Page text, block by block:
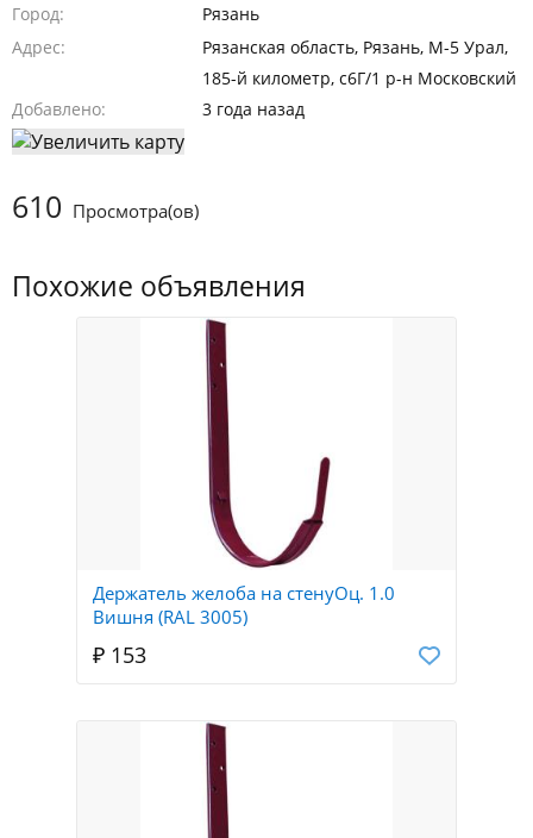
Похожие объявления
Держатель желоба на стенуОц. 1.0
Вишня (RAL 3005)
₽ 153
Город
Рязань
Адрес
Рязанская область, Рязань, М-5 Урал,
185-й километр, с6Г/1 р-н Московский
Добавлено
3 года назад
610 Просмотра(ов)